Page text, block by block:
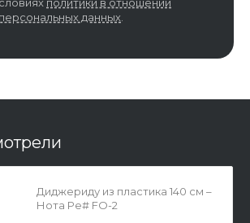
данных
Диджериду из пластика 140 см –
Нота Ре# FO-2